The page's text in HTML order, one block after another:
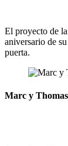
El proyecto de la
aniversario de
puerta.
Marc y